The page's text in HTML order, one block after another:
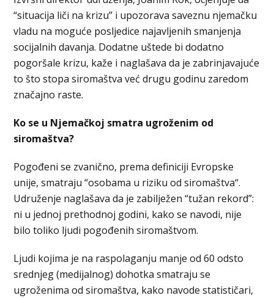
“situacija liči na krizu” i upozorava saveznu njemačku
vladu na moguće posljedice najavljenih smanjenja
socijalnih davanja. Dodatne uštede bi dodatno
pogoršale krizu, kaže i naglašava da je zabrinjavajuće
to što stopa siromaštva već drugu godinu zaredom
značajno raste.
Ko se u Njemačkoj smatra ugroženim od
siromaštva?
Pogođeni se zvanično, prema definiciji Evropske
unije, smatraju “osobama u riziku od siromaštva“.
Udruženje naglašava da je zabilježen “tužan rekord”:
ni u jednoj prethodnoj godini, kako se navodi, nije
bilo toliko ljudi pogođenih siromaštvom.
Ljudi kojima je na raspolaganju manje od 60 odsto
srednjeg (medijalnog) dohotka smatraju se
ugroženima od siromaštva, kako navode statističari,